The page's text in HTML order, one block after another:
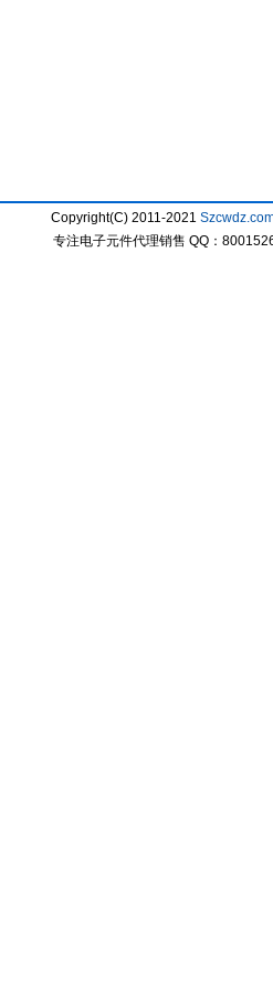
Copyright(C) 2011-2021
专注电子元件代理销售 QQ：